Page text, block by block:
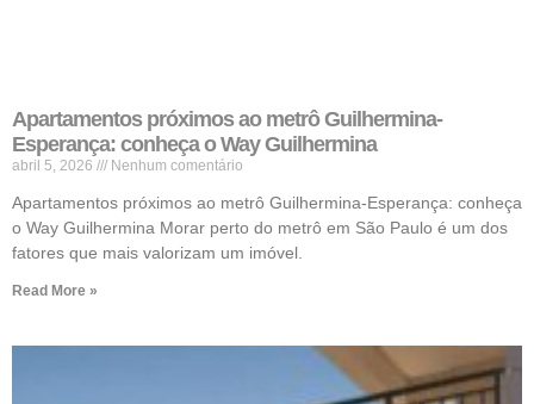
Apartamentos próximos ao metrô Guilhermina-
Esperança: conheça o Way Guilhermina
abril 5, 2026 Nenhum comentário
Apartamentos próximos ao metrô Guilhermina-Esperança: conheça
o Way Guilhermina Morar perto do metrô em São Paulo é um dos
fatores que mais valorizam um imóvel.
Read More »